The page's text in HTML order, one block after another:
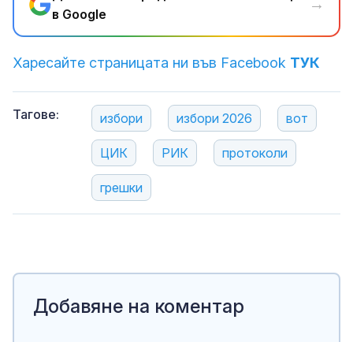
в Google
→
Харесайте страницата ни във Facebook ТУК
Тагове: избори избори 2026 вот
ЦИК РИК протоколи
грешки
Добавяне на коментар